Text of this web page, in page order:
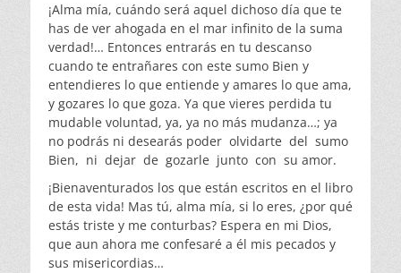
¡Alma mía, cuándo será aquel dichoso día que te
has de ver ahogada en el mar infinito de la suma
verdad!… Entonces entrarás en tu descanso
cuando te entrañares con este sumo Bien y
entendieres lo que entiende y amares lo que ama,
y gozares lo que goza. Ya que vieres perdida tu
mudable voluntad, ya, ya no más mudanza…; ya
no podrás ni desearás poder olvidarte del sumo
Bien, ni dejar de gozarle junto con su amor.
¡Bienaventurados los que están escritos en el libro
de esta vida! Mas tú, alma mía, si lo eres, ¿por qué
estás triste y me conturbas? Espera en mi Dios,
que aun ahora me confesaré a él mis pecados y
sus misericordias…